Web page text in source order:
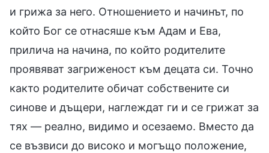
и грижа за него. Отношението и начинът, по
който Бог се отнасяше към Адам и Ева,
прилича на начина, по който родителите
проявяват загриженост към децата си. Точно
както родителите обичат собствените си
синове и дъщери, наглеждат ги и се грижат за
тях — реално, видимо и осезаемо. Вместо да
се възвиси до високо и могъщо положение,